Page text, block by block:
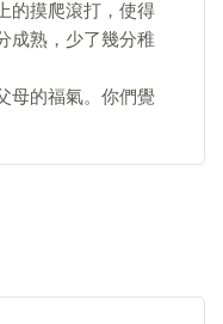
的摸爬滾打，使得
成熟，少了幾分稚
母的福氣。你們覺